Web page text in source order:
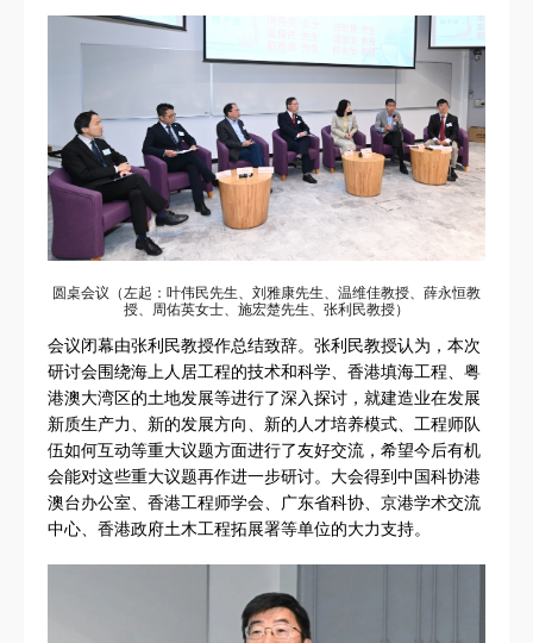
圆桌会议（左起：叶伟民先生、刘雅康先生、温维佳教授、薛永恒教
授、周佑英女士、施宏楚先生、张利民教授）
会议闭幕由张利民教授作总结致辞。张利民教授认为，本次
研讨会围绕海上人居工程的技术和科学、香港填海工程、粤
港澳大湾区的土地发展等进行了深入探讨，就建造业在发展
新质生产力、新的发展方向、新的人才培养模式、工程师队
伍如何互动等重大议题方面进行了友好交流，希望今后有机
会能对这些重大议题再作进一步研讨。大会得到中国科协港
澳台办公室、香港工程师学会、广东省科协、京港学术交流
中心、香港政府土木工程拓展署等单位的大力支持。